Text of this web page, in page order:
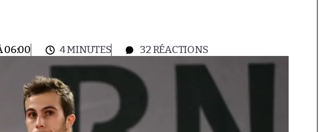
06:00 4 MINUTES 32RÉACTIONS